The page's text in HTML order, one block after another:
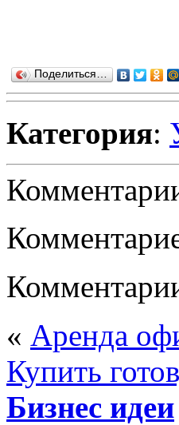
Поделиться…
Категория:
« Аренда
Купить
Бизнес идеи